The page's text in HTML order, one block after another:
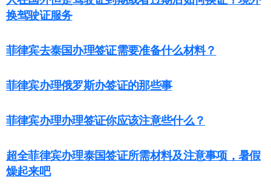
换驾驶证服务
菲律宾去泰国办理签证需要准备什么材料？
菲律宾办理俄罗斯办签证的那些事
菲律宾办理办理签证你应该注意些什么？
超全菲律宾办理泰国签证所需材料及注意事项，暑假
燥起来吧